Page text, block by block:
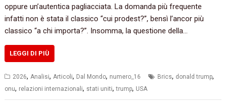
oppure un’autentica pagliacciata. La domanda più frequente
infatti non è stata il classico “cui prodest?”, bensì l’ancor più
classico “a chi importa?”. Insomma, la questione della…
LEGGI DI PIÙ
2026,Analisi,Articoli, Dal Mondo, numero_16 Brics, donald trump,
onu, relazioni internazionali, stati uniti,trump, USA